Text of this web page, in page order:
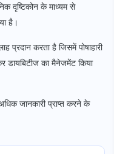
दृष्टिकोन के माध्यम से
है।
प्रदान करता है जिसमें पोषाहारी
डायबिटीज का मैनेजमेंट किया
जानकारी प्राप्त करने के